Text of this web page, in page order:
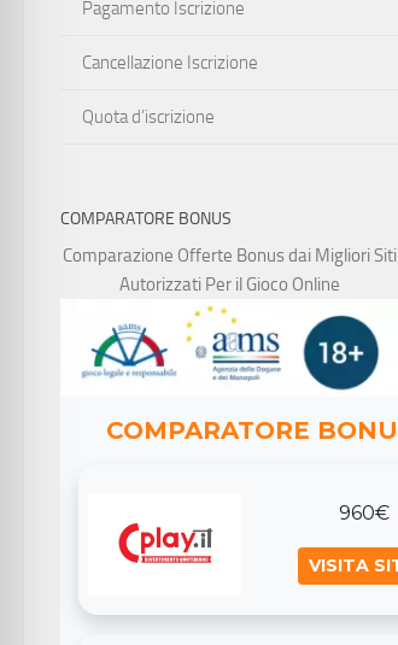
Pagamento Iscrizione
Cancellazione Iscrizione
Quota d’iscrizione
COMPARATORE BONUS
Comparazione Offerte Bonus dai Migliori Siti
Autorizzati Per il Gioco Online